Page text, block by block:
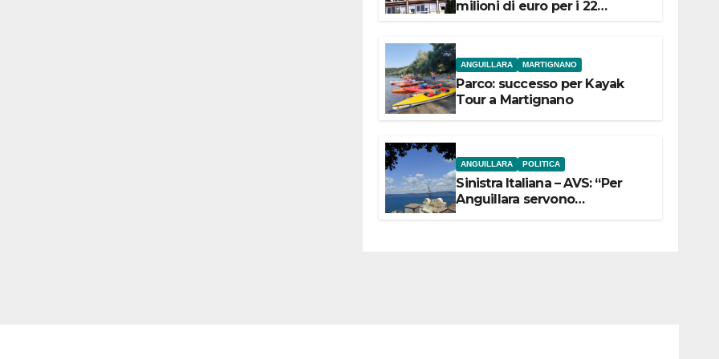
milioni di euro per i 22
ANGUILLARA MARTIGNANO
Parco: successo per Kayak
Tour a Martignano
ANGUILLARA POLITICA
Sinistra Italiana – AVS: “Per
Anguillara servono